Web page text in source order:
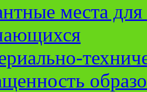
места